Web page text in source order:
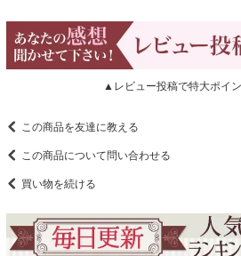
▲レビュー投稿で特大ポイ
この商品を友達に教える
この商品について問い合わせる
買い物を続ける